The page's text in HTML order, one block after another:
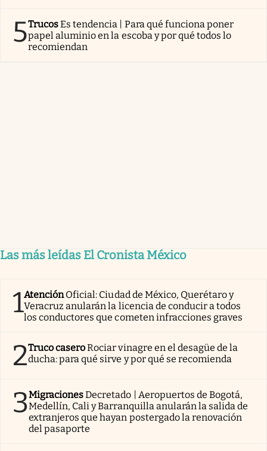
5TrucosEs tendencia | Para qué funciona poner
papel aluminio en la escoba y por qué todos lo
recomiendan
Las más leídas El Cronista México
1AtenciónOficial: Ciudad de México, Querétaro y
Veracruz anularán la licencia de conducir a todos
los conductores que cometen infracciones graves
2Truco caseroRociar vinagre en el desagüe de la
ducha: para qué sirve y por qué se recomienda
3MigracionesDecretado | Aeropuertos de Bogotá,
Medellín, Cali y Barranquilla anularán la salida de
extranjeros que hayan postergado la renovación
del pasaporte